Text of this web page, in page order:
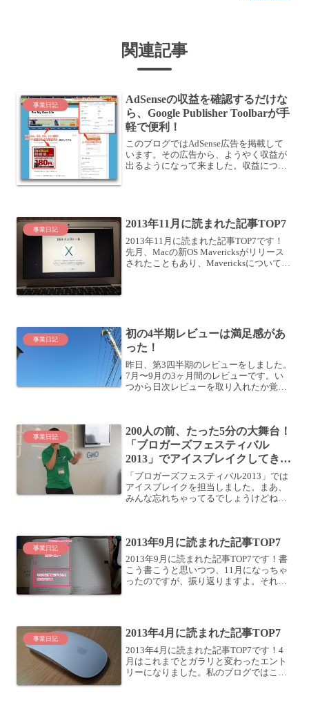
関連記事
事業日記
AdSenseの収益を確認するだけな
ら、Google Publisher Toolbarが手
軽で便利！
このブログではAdSense広告を掲載して
います。その広告から、ようやく収益が
出るようになって来ました。収益につい
事業日記 2013年11月に読まれた記事TOP7
2013年11月に読まれた記事TOP7です！
先月、Macの新OS Mavericksがリリース
されたこともあり、Mavericksについて書
事業日記
初の4半期レビューは満足感があ
った！
昨日、第3四半期のレビューをしました。
7月〜9月の3ヶ月間のレビューです。い
つから日次レビューを取り入れたか覚え
し...
事業日記
200人の前、たった5分の大舞台！
「ブロガーズフェスティバル
2013」でアイスブレイクしてきま
した
「ブロガーズフェスティバル2013」では
アイスブレイクを担当しました。まあ、
みんな忘れちゃってるでしょうけどね
うだっ...
事業日記 2013年9月に読まれた記事TOP7
2013年9月に読まれた記事TOP7です！書
こう書こうと思いつつ、11月になっちゃ
ったのですが、振り返りますよ。それに
ょう！TOP...
事業日記 2013年4月に読まれた記事TOP7
2013年4月に読まれた記事TOP7です！4
月はこれまでとガラリと変わったエント
リーになりました。私のブログではこれ